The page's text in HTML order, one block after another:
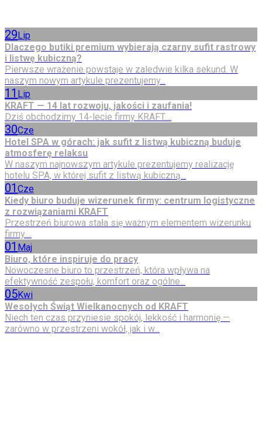
29Lip
Dlaczego butiki premium wybierają czarny sufit rastrowy
i listwę kubiczną?
Pierwsze wrażenie powstaje w zaledwie kilka sekund. W
naszym nowym artykule prezentujemy...
11 Lip
KRAFT — 14 lat rozwoju, jakości i zaufania!
Dziś obchodzimy 14-lecie firmy KRAFT....
30Cze
Hotel SPA w górach: jak sufit z listwą kubiczną buduje
atmosferę relaksu
W naszym najnowszym artykule prezentujemy realizację
hotelu SPA, w której sufit z listwą kubiczną...
01 Cze
Kiedy biuro buduje wizerunek firmy: centrum logistyczne
z rozwiązaniami KRAFT
Przestrzeń biurowa stała się ważnym elementem wizerunku
firmy....
01 Maj
Biuro, które inspiruje do pracy
Nowoczesne biuro to przestrzeń, która wpływa na
efektywność zespołu, komfort oraz ogólne...
05Kwi
Wesołych Świąt Wielkanocnych od KRAFT
Niech ten czas przyniesie spokój, lekkość i harmonię —
zarówno w przestrzeni wokół, jak i w...